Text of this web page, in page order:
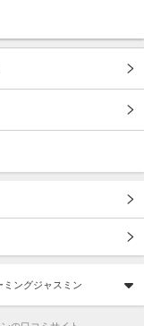
ミングジャスミン